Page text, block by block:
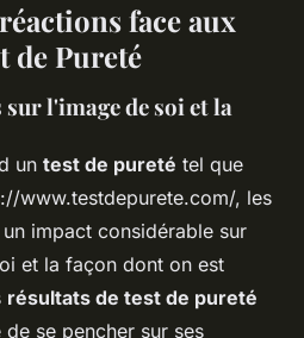
face aux
de Pureté
l'image de soi et la
un test de pureté tel que
www.testdepurete.com/, les
impact considérable sur
et la façon dont on est
résultats de test de pureté
se pencher sur ses